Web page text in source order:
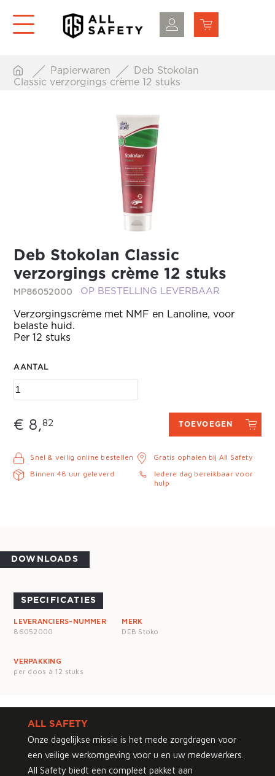
Papierwaren
Deb Stokolan
Classic verzorgings crème 12 stuks
Deb Stokolan Classic
verzorgings crème 12 stuks
MP86052000 OP BESTELLING LEVERBAAR
Verzorgingscrème met NMF en Lanoline, voor
belaste huid.
Per 12 stuks
AANTAL
€ 8,82 TOEVOEGEN
Snel & veilig online bestellen
Binnen 48 uur geleverd
Gratis ophalen bij All Safety
Iedere dag bereikbaar voor
hulp
DOWNLOADS
SPECIFICATIES
LEVERANCIERS-NUMMER
86052000
MERK
DEB Stoko
VERPAKKING
per doos à 12 stuks
ALL SAFETY
Onze dagelijkse missie is het mede zorgdragen voor
een veilige werkomgeving voor u en uw medewerkers.
All Safety biedt een compleet pakket aan